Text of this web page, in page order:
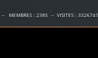
-- MEMBRES : 2385 -- VISITES : 3326741